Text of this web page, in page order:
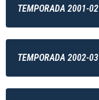
TEMPORADA 2001-02
TEMPORADA 2002-03